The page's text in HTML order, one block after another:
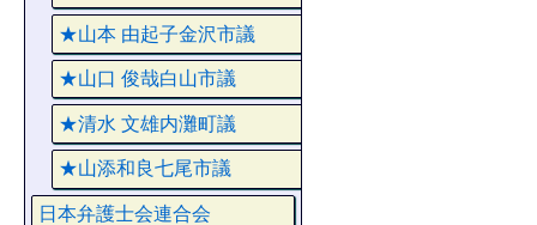
★山本 由起子金沢市議
★山口 俊哉白山市議
★清水 文雄内灘町議
★山添和良七尾市議
日本弁護士会連合会